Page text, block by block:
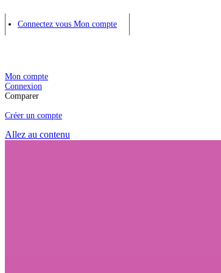
Connectez vous Mon compte
Mon compte
Connexion
Comparer
Créer un compte
Allez au contenu